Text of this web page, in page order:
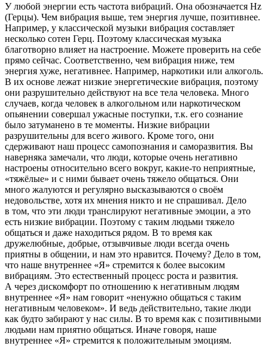
У любой энергии есть частота вибраций. Она обозначается Hz
(Герцы). Чем вибрация выше, тем энергия лучше, позитивнее.
Например, у классической музыки вибрация составляет
несколько сотен Герц. Поэтому классическая музыка
благотворно влияет на настроение. Можете проверить на себе
прямо сейчас. Соответственно, чем вибрация ниже, тем
энергия хуже, негативнее. Например, наркотики или алкоголь.
В их основе лежат низкие энергетические вибрация, поэтому
они разрушительно действуют на все тела человека. Много
случаев, когда человек в алкогольном или наркотическом
опьянении совершал ужасные поступки, т.к. его сознание
было затуманено в те моменты. Низкие вибрации
разрушительны для всего живого. Кроме того, они
сдерживают наш процесс самопознания и саморазвития. Вы
наверняка замечали, что люди, которые очень негативно
настроены относительно всего вокруг, какие-то неприятные,
«тяжёлые» и с ними бывает очень тяжело общаться. Они
много жалуются и регулярно высказываются о своём
недовольстве, хотя их мнения никто и не спрашивал. Дело
в том, что эти люди транслируют негативные эмоции, а это
есть низкие вибрации. Поэтому с таким людьми тяжело
общаться и даже находиться рядом. В то время как
дружелюбные, добрые, отзывчивые люди всегда очень
приятны в общении, и нам это нравится. Почему? Дело в том,
что наше внутреннее «Я» стремится к более высоким
вибрациям. Это естественный процесс роста и развития.
А через дискомфорт по отношению к негативным людям
внутреннее «Я» нам говорит «ненужно общаться с таким
негативным человеком». И ведь действительно, такие люди
как будто забирают у нас силы. В то время как с позитивными
людьми нам приятно общаться. Иначе говоря, наше
внутреннее «Я» стремится к положительным эмоциям.